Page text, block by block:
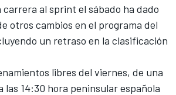
al sprint el sábado ha dado
otros cambios en el programa del
un retraso en la clasificación
libres del viernes, de una
las 14:30 hora peninsular española